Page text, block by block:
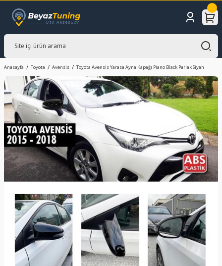
Anasayfa Toyota Avensis Toyota Avensis Yarasa Ayna Kapağı Piano Black Parlak Siyah